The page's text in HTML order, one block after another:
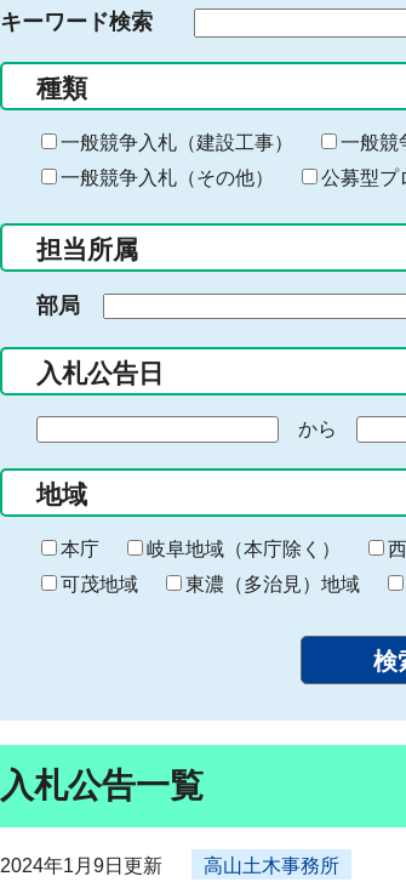
キーワード検索
る
キ
ー
ー
入
力
種類
一般競争入札（建設工事） 一般競
一般競争入札（その他）
公募型プ
担当所属
部局
入札公告日
の
始
ま
り
から
終
わ
り
地域
本庁 岐阜地域（本庁除く）
可茂地域
東濃（多治見）地域
入札公告一覧
2024年1月9日更新 高山土木事務所